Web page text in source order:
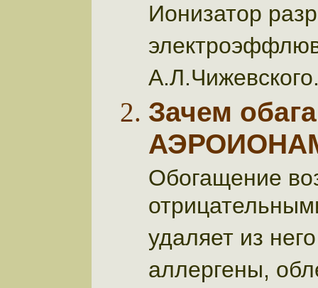
Ионизатор
Зачем
Обогащение
удаляет из
аллергены,